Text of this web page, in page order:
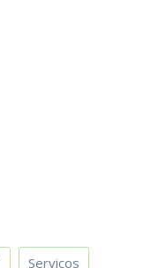
Serviços